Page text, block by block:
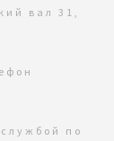
вал 31,
по